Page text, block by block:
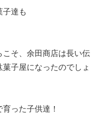
子達も
そ、余田商店は長い伝
子屋になったのでしょ
った子供達！